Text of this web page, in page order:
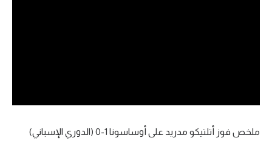
الدوري المصري
ملخص فوز أتلتيكو مدريد على أوساسونا 1-0 (الدوري الإسباني)